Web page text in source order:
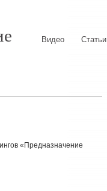
Видео Статьи
«Предназначение